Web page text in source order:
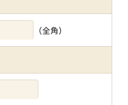
（全角）